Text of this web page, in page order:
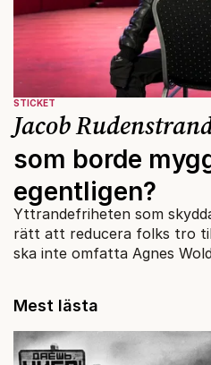
STICKET
Jacob
som borde
egentligen?
Yttrandefriheten som
rätt att reducera folks tro
ska inte omfatta Agnes
Mest lästa